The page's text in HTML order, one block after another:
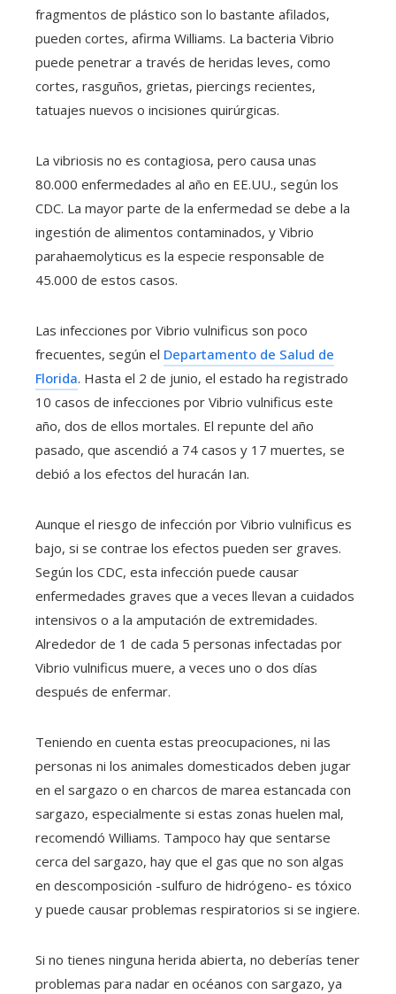
fragmentos de plástico son lo bastante afilados,
pueden cortes, afirma Williams. La bacteria Vibrio
puede penetrar a través de heridas leves, como
cortes, rasguños, grietas, piercings recientes,
tatuajes nuevos o incisiones quirúrgicas.
La vibriosis no es contagiosa, pero causa unas
80.000 enfermedades al año en EE.UU., según los
CDC. La mayor parte de la enfermedad se debe a la
ingestión de alimentos contaminados, y Vibrio
parahaemolyticus es la especie responsable de
45.000 de estos casos.
Las infecciones por Vibrio vulnificus son poco
frecuentes, según el Departamento de Salud de
Florida. Hasta el 2 de junio, el estado ha registrado
10 casos de infecciones por Vibrio vulnificus este
año, dos de ellos mortales. El repunte del año
pasado, que ascendió a 74 casos y 17 muertes, se
debió a los efectos del huracán Ian.
Aunque el riesgo de infección por Vibrio vulnificus es
bajo, si se contrae los efectos pueden ser graves.
Según los CDC, esta infección puede causar
enfermedades graves que a veces llevan a cuidados
intensivos o a la amputación de extremidades.
Alrededor de 1 de cada 5 personas infectadas por
Vibrio vulnificus muere, a veces uno o dos días
después de enfermar.
Teniendo en cuenta estas preocupaciones, ni las
personas ni los animales domesticados deben jugar
en el sargazo o en charcos de marea estancada con
sargazo, especialmente si estas zonas huelen mal,
recomendó Williams. Tampoco hay que sentarse
cerca del sargazo, hay que el gas que no son algas
en descomposición -sulfuro de hidrógeno- es tóxico
y puede causar problemas respiratorios si se ingiere.
Si no tienes ninguna herida abierta, no deberías tener
problemas para nadar en océanos con sargazo, ya